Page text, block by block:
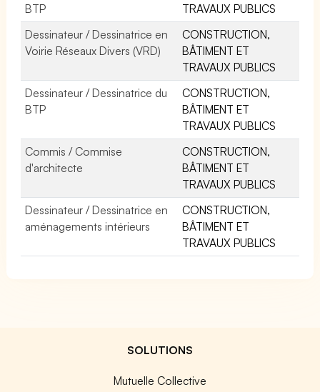
BTP
TRAVAUX PUBLICS
Dessinateur / Dessinatrice en
Voirie Réseaux Divers (VRD)
CONSTRUCTION,
BÂTIMENT ET
TRAVAUX PUBLICS
Dessinateur / Dessinatrice du
BTP
CONSTRUCTION,
BÂTIMENT ET
TRAVAUX PUBLICS
Commis / Commise
d'architecte
CONSTRUCTION,
BÂTIMENT ET
TRAVAUX PUBLICS
Dessinateur / Dessinatrice en
aménagements intérieurs
CONSTRUCTION,
BÂTIMENT ET
TRAVAUX PUBLICS
SOLUTIONS
Mutuelle Collective